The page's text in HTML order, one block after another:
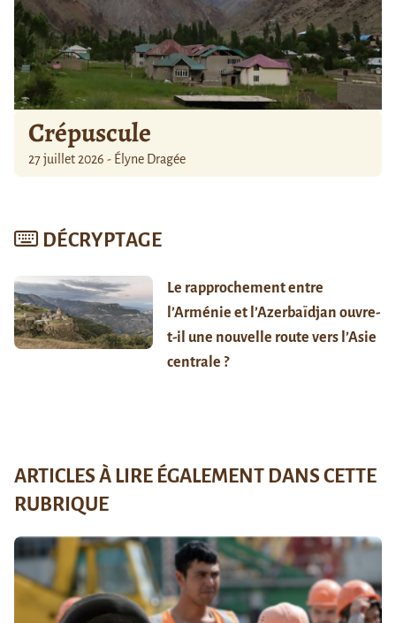
Crépuscule
27 juillet 2026 - Élyne Dragée
DÉCRYPTAGE
Le rapprochement entre
l’Arménie et l’Azerbaïdjan ouvre-
t-il une nouvelle route vers l’Asie
centrale ?
ARTICLES À LIRE ÉGALEMENT DANS CETTE
RUBRIQUE